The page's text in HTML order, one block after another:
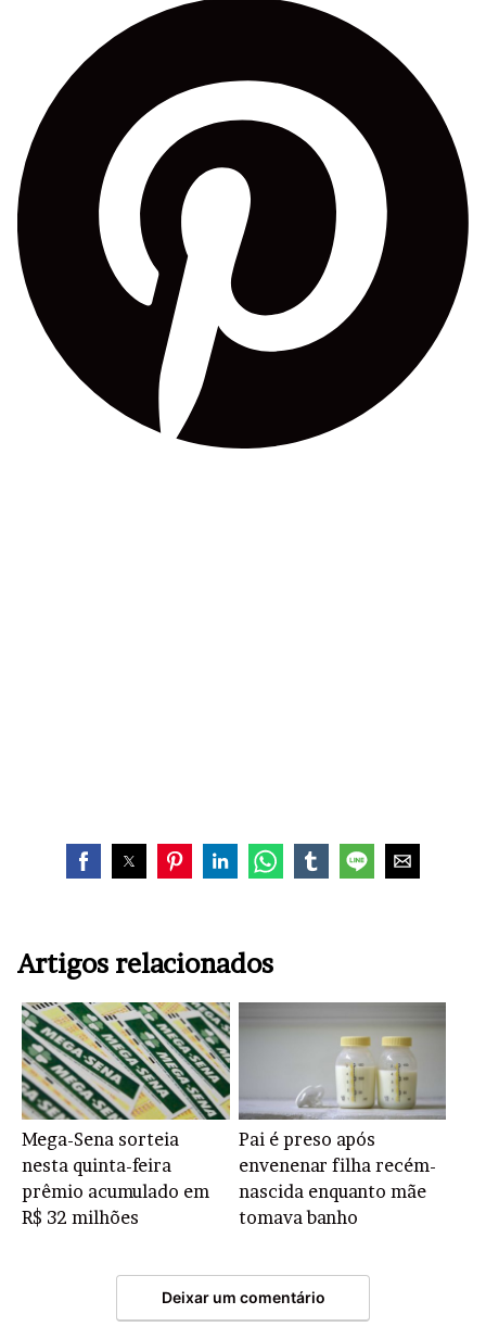
Artigos relacionados
Mega-Sena sorteia
nesta quinta-feira
prêmio acumulado em
R$ 32 milhões
Pai é preso após
envenenar filha recém-
nascida enquanto mãe
tomava banho
Deixar um comentário